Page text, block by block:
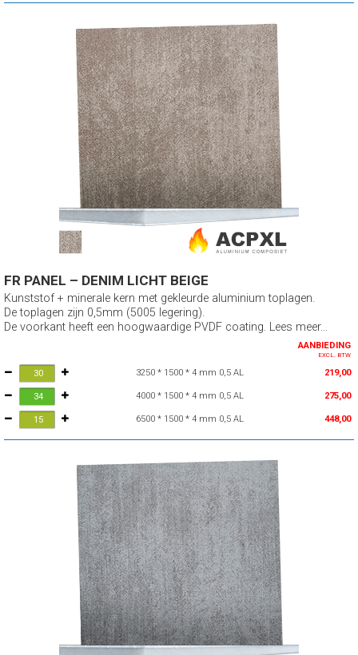
FR PANEL – DENIM LICHT BEIGE
Kunststof + minerale kern met gekleurde aluminium toplagen.
De toplagen zijn 0,5mm (5005 legering).
De voorkant heeft een hoogwaardige PVDF coating. Lees meer...
AANBIEDING
EXCL. BTW
3250 * 1500 * 4 mm 0,5 AL 219,00
4000 * 1500 * 4 mm 0,5 AL 275,00
6500 * 1500 * 4 mm 0,5 AL 448,00